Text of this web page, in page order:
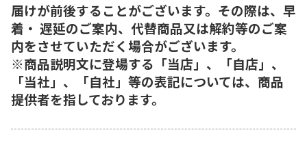
届けが前後することがございます。その際は、早
着・ 遅延のご案内、代替商品又は解約等のご案
内をさせていただく場合がございます。
※商品説明文に登場する「当店」、「自店」、
「当社」、「自社」等の表記については、商品
提供者を指しております。